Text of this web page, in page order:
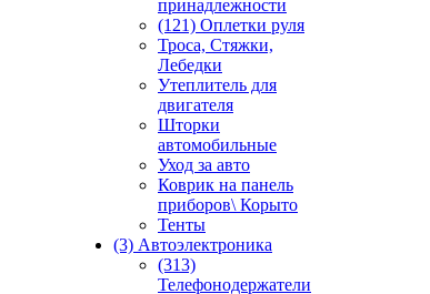
принадлежности
(121) Оплетки руля
Троса, Стяжки,
Лебедки
Утеплитель для
двигателя
Шторки
автомобильные
Уход за авто
Коврик на панель
приборов\ Корыто
Тенты
(3) Автоэлектроника
(313)
Телефонодержатели